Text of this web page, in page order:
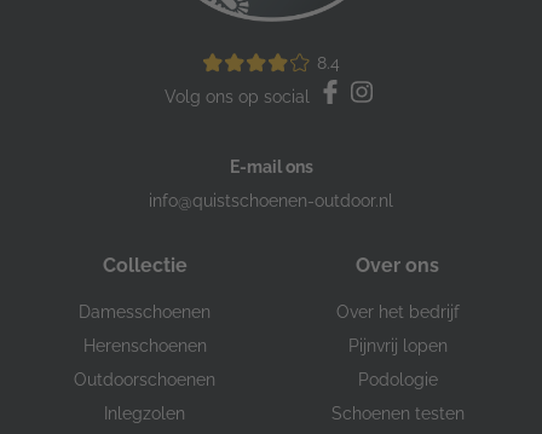
8.4
Volg ons op social
E-mail ons
info@quistschoenen-outdoor.nl
Collectie
Damesschoenen
Herenschoenen
Outdoorschoenen
Inlegzolen
Over ons
Over het bedrijf
Pijnvrij lopen
Podologie
Schoenen testen